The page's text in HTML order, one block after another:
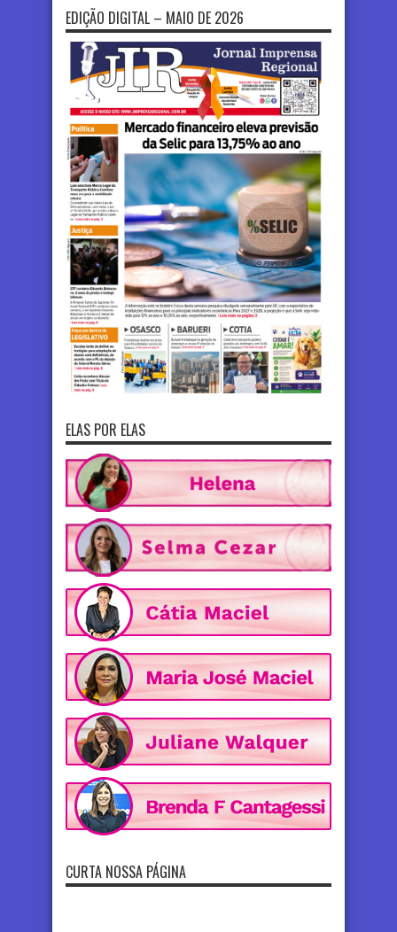
EDIÇÃO DIGITAL – MAIO DE 2026
ELAS POR ELAS
CURTA NOSSA PÁGINA